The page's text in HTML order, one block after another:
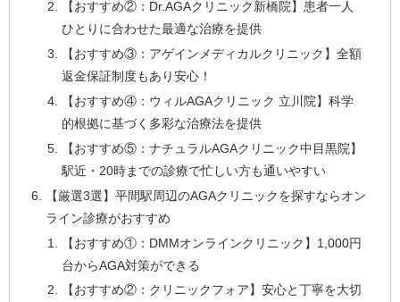
【おすすめ②：Dr.AGAクリニック新橋院】患者一人
ひとりに合わせた最適な治療を提供
【おすすめ③：アゲインメディカルクリニック】全額
返金保証制度もあり安心！
【おすすめ④：ウィルAGAクリニック 立川院】科学
的根拠に基づく多彩な治療法を提供
【おすすめ⑤：ナチュラルAGAクリニック中目黒院】
駅近・20時までの診療で忙しい方も通いやすい
【厳選3選】平間駅周辺のAGAクリニックを探すならオン
ライン診療がおすすめ
【おすすめ①：DMMオンラインクリニック】1,000円
台からAGA対策ができる
【おすすめ②：クリニックフォア】安心と丁寧を大切